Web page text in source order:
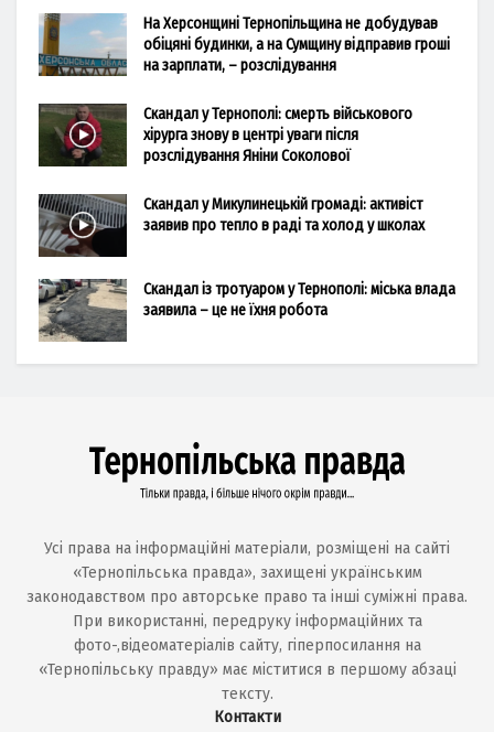
На Херсонщині Тернопільщина не добудував
обіцяні будинки, а на Сумщину відправив гроші
на зарплати, – розслідування
Скандал у Тернополі: смерть військового
хірурга знову в центрі уваги після
розслідування Яніни Соколової
Скандал у Микулинецькій громаді: активіст
заявив про тепло в раді та холод у школах
Скандал із тротуаром у Тернополі: міська влада
заявила – це не їхня робота
Усі права на інформаційні матеріали, розміщені на сайті
«Тернопільська правда», захищені українським
законодавством про авторське право та інші суміжні права.
При використанні, передруку інформаційних та
фото-,відеоматеріалів сайту, гіперпосилання на
«Тернопільську правду» має міститися в першому абзаці
тексту.
Контакти